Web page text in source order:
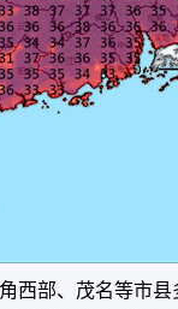
西部、茂名等市